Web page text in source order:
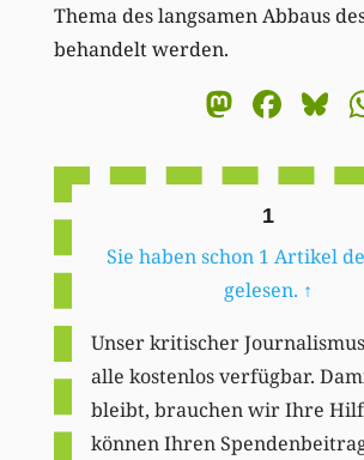
Thema des langsamen Abbaus
behandelt werden.
1
Sie haben schon 1 Artikel
gelesen. ↑
Unser kritischer
alle kostenlos verfügbar.
bleibt, brauchen wir Ihre
können Ihren